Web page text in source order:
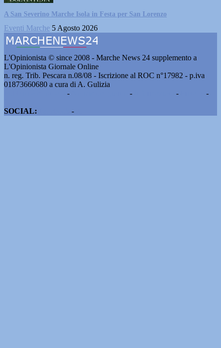
A San Severino Marche Isola in Festa per San Lorenzo
Eventi Marche 5 Agosto 2026
L'Opinionista © since 2008 - Marche News 24 supplemento a
L'Opinionista Giornale Online
n. reg. Trib. Pescara n.08/08 - Iscrizione al ROC n°17982 - p.iva
01873660680 a cura di A. Gulizia
- - -
-
SOCIAL:
-